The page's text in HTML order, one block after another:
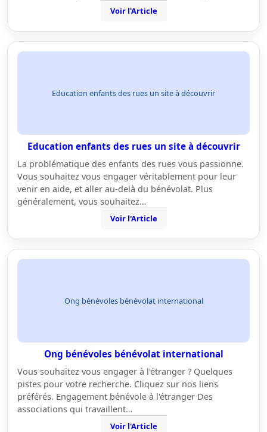
Voir l'Article
Education enfants des rues un site à découvrir
Education enfants des rues un site à découvrir
La problématique des enfants des rues vous passionne.
Vous souhaitez vous engager véritablement pour leur
venir en aide, et aller au-delà du bénévolat. Plus
généralement, vous souhaitez…
Voir l'Article
Ong bénévoles bénévolat international
Ong bénévoles bénévolat international
Vous souhaitez vous engager à l'étranger ? Quelques
pistes pour votre recherche. Cliquez sur nos liens
préférés. Engagement bénévole à l'étranger Des
associations qui travaillent…
Voir l'Article